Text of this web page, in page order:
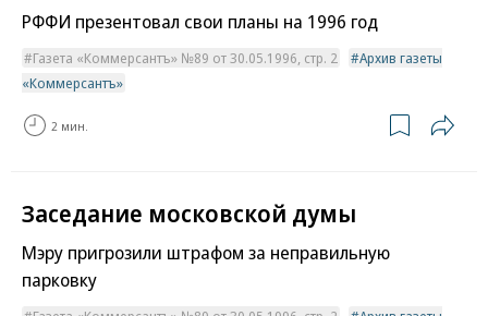
РФФИ презентовал свои планы на 1996 год
Газета «Коммерсантъ» №89 от 30.05.1996, стр. 2
Архив газеты
«Коммерсантъ»
2 мин.
Заседание московской думы
Мэру пригрозили штрафом за неправильную
парковку